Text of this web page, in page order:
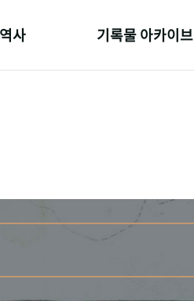
사 기록물 아카이브